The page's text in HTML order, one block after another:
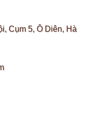
Cụm 5, Ô Diên, Hà